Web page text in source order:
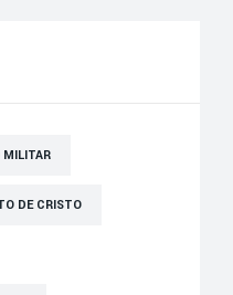
MILITAR
DE CRISTO